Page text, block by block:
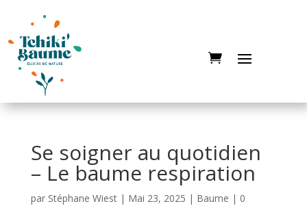
Se soigner au quotidien
– Le baume respiration
par Stéphane Wiest| Mai 23, 2025 | Baume | 0